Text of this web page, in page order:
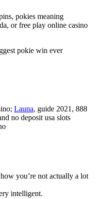
pokies meaning
or free play online casino
pokie win ever
Launa, guide 2021, 888
no deposit usa slots
you’re not actually a lot
intelligent.